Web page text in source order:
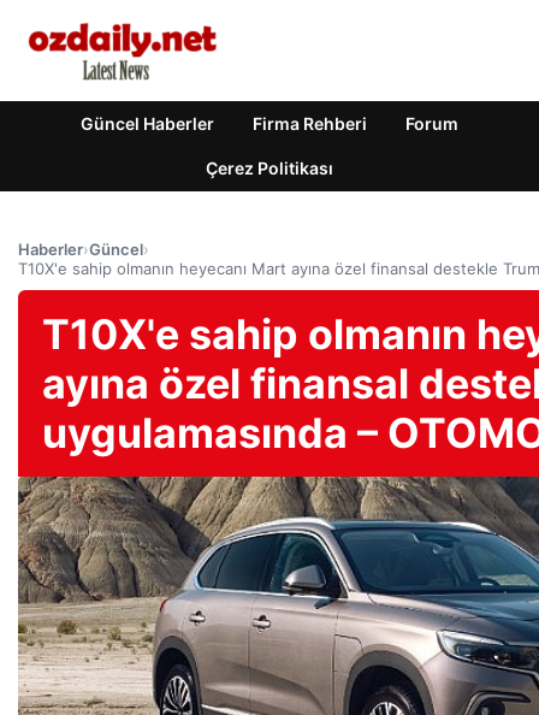
Güncel Haberler Firma Rehberi Forum
Çerez Politikası
Haberler›Güncel›
T10X'e sahip olmanın heyecanı Mart ayına özel finansal destekle
T10X'e sahip olmanın
ayına özel finansal
uygulamasında –